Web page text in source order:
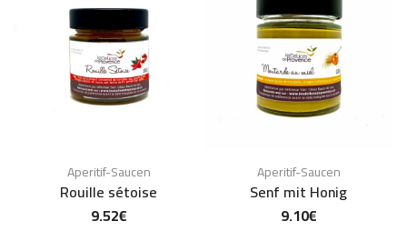
Aperitif-Saucen
Rouille sétoise
9.52€
Aperitif-Saucen
Senf mit Honig
9.10€